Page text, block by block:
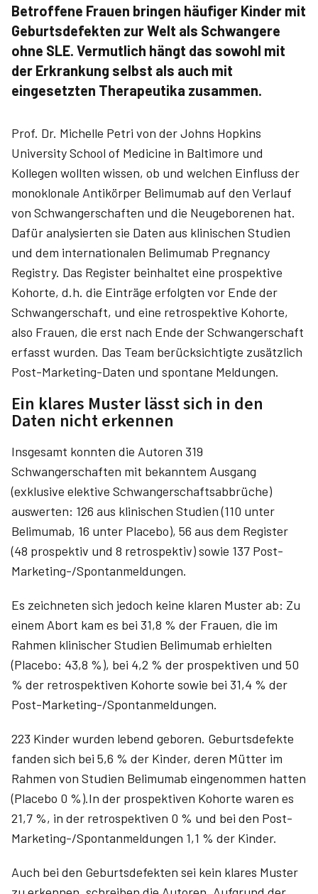
Betroffene Frauen bringen häufiger Kinder mit
Geburtsdefekten zur Welt als Schwangere
ohne SLE. Vermutlich hängt das sowohl mit
der Erkrankung selbst als auch mit
eingesetzten Therapeutika zusammen.
Prof. Dr. Michelle Petri von der Johns Hopkins
University School of Medicine in Baltimore und
Kollegen wollten wissen, ob und welchen Einfluss der
monoklonale Antikörper Belimumab auf den Verlauf
von Schwangerschaften und die Neugeborenen hat.
Dafür analysierten sie Daten aus klinischen Studien
und dem internationalen Belimumab Pregnancy
Registry. Das Register beinhaltet eine prospektive
Kohorte, d.h. die Einträge erfolgten vor Ende der
Schwangerschaft, und eine retrospektive Kohorte,
also Frauen, die erst nach Ende der Schwangerschaft
erfasst wurden. Das Team berücksichtigte zusätzlich
Post-Marketing-Daten und spontane Meldungen.
Ein klares Muster lässt sich in den
Daten nicht erkennen
Insgesamt konnten die Autoren 319
Schwangerschaften mit bekanntem Ausgang
(exklusive elektive Schwangerschaftsabbrüche)
auswerten: 126 aus klinischen Studien (110 unter
Belimumab, 16 unter Placebo), 56 aus dem Register
(48 prospektiv und 8 retrospektiv) sowie 137 Post-
Marketing-/Spontanmeldungen.
Es zeichneten sich jedoch keine klaren Muster ab: Zu
einem Abort kam es bei 31,8 % der Frauen, die im
Rahmen klinischer Studien Belimumab erhielten
(Placebo: 43,8 %), bei 4,2 % der prospektiven und 50
% der retrospektiven Kohorte sowie bei 31,4 % der
Post-Marketing-/Spontanmeldungen.
223 Kinder wurden lebend geboren. Geburtsdefekte
fanden sich bei 5,6 % der Kinder, deren Mütter im
Rahmen von Studien Belimumab eingenommen hatten
(Placebo 0 %).In der prospektiven Kohorte waren es
21,7 %, in der retrospektiven 0 % und bei den Post-
Marketing-/Spontanmeldungen 1,1 % der Kinder.
Auch bei den Geburtsdefekten sei kein klares Muster